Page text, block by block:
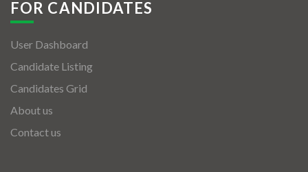
FOR CANDIDATES
User Dashboard
Candidate Listing
Candidates Grid
About us
Contact us